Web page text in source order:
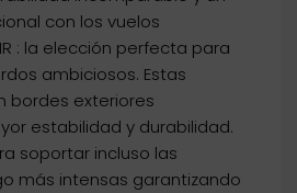
con los vuelos
: la elección perfecta para
ambiciosos. Estas
bordes exteriores
estabilidad y durabilidad.
soportar incluso las
más intensas garantizando